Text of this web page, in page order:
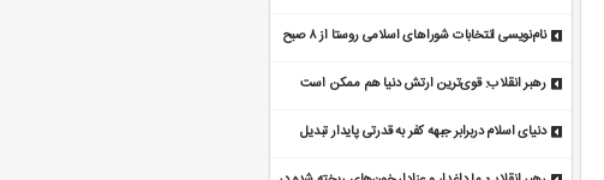
نام‌نویسی انتخابات شوراهای اسلامی روستا از ۸ صبح
رهبر انقلاب: قوی‌ترین ارتش دنیا هم ممکن است
دنیای اسلام دربرابر جبهه کفر به قدرتی پایدار تبدیل